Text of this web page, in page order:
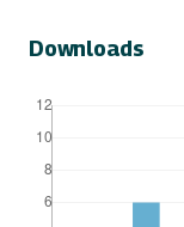
Downloads